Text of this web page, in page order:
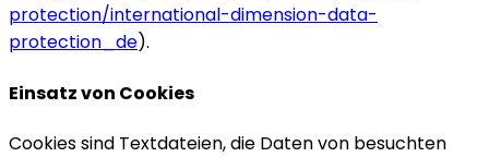
protection/international-dimension-data-
protection_de).
Einsatz von Cookies
Cookies sind Textdateien, die Daten von besuchten